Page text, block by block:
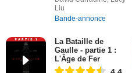
Liu
Bande-annonce
La Bataille de
Gaulle - partie 1 :
L'Âge de Fer